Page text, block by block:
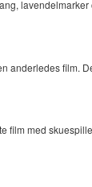
anderledes film.
film med